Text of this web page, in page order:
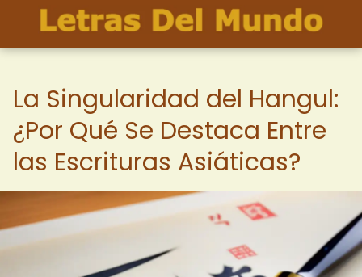
La Singularidad del Hangul:
¿Por Qué Se Destaca Entre
las Escrituras Asiáticas?